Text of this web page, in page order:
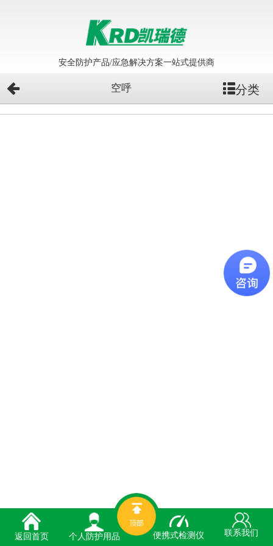
安全防护产品/应急解决方案一站式提供商
空呼 分类
返回首页 个人防护用品 便携式检测仪 联系我们